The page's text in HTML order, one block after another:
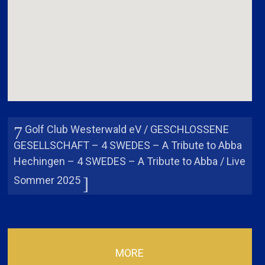
Golf Club Westerwald eV / GESCHLOSSENE
GESELLSCHAFT – 4 SWEDES – A Tribute to Abba
Hechingen – 4 SWEDES – A Tribute to Abba / Live
Sommer 2025
MORE